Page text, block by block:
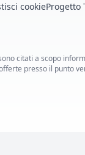
cookieProgetto
citati a scopo
presso il punto